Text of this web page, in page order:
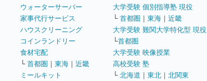
ウォーターサーバー
家事代行サービス
ハウスクリーニング
コインランドリー
食材宅配
└ 首都圏 ｜ 東海 ｜ 近畿
ミールキット
大学受験 個別指導塾 現役
└ 首都圏 ｜ 東海 ｜ 近畿
大学受験 難関大学特化型 現役
└首都圏
大学受験 映像授業
高校受験 塾
└ 北海道 ｜ 東北 ｜ 北関東